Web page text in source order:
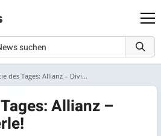
Die Aktie des Tages: Allianz – Dividendenperle!
Allianz –